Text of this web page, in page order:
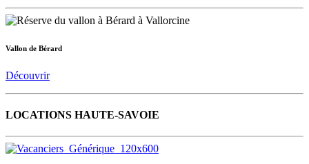
Vallon de Bérard
Découvrir
LOCATIONS HAUTE-SAVOIE